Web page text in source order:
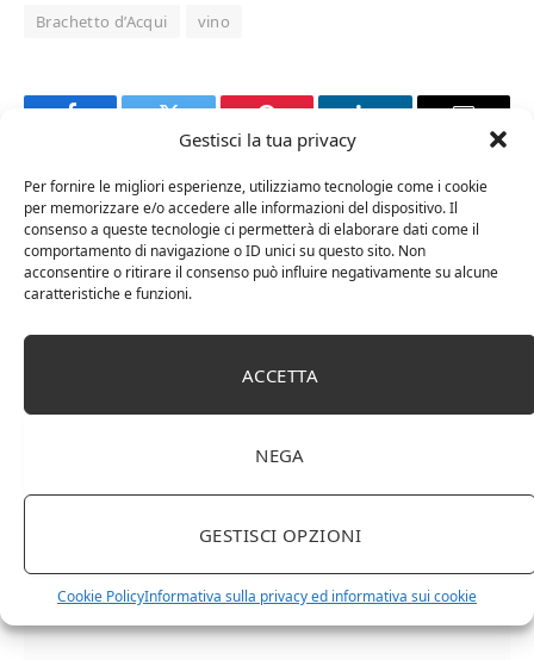
Gestisci la tua privacy
Per fornire le migliori esperienze, utilizziamo tecnologie come i cookie
per memorizzare e/o accedere alle informazioni del dispositivo. Il
consenso a queste tecnologie ci permetterà di elaborare dati come il
comportamento di navigazione o ID unici su questo sito. Non
acconsentire o ritirare il consenso può influire negativamente su alcune
caratteristiche e funzioni.
ACCETTA
NEGA
GESTISCI OPZIONI
Cookie PolicyInformativa sulla privacy ed informativa sui cookie
Brachetto d’Acqui vino
Twitter Pinterest Email
RELATEDPOSTS